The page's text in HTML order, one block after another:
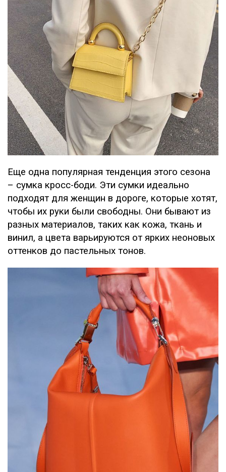
Еще одна популярная тенденция этого сезона
– сумка кросс-боди. Эти сумки идеально
подходят для женщин в дороге, которые хотят,
чтобы их руки были свободны. Они бывают из
разных материалов, таких как кожа, ткань и
винил, а цвета варьируются от ярких неоновых
оттенков до пастельных тонов.